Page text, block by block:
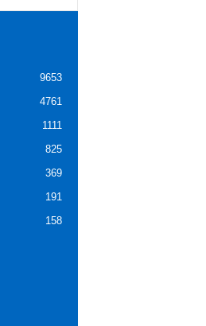
9653
4761
1111
825
369
191
158